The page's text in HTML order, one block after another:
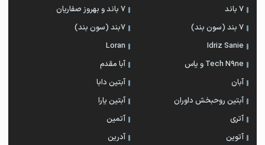
7 باند
7 باند و بهروز صفاریان
7 بند (سون بند)
۷بند (سون بند)
Idriz Sanie
Loran
Tech N9ne و یاس
آبا مقدم
آبان
آبتین دابا
آبتین روحبخش داوران
آبتین یارا
آتری
آتمین
آتوین
آدرین